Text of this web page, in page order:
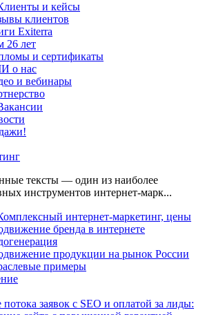
и кейсы
клиентов
Exiterra
26 лет
и сертификаты
о нас
и вебинары
тексты — один из наиболее
инструментов интернет-марк...
интернет-маркетинг, цены
бренда в интернете
продукции на рынок России
примеры
потока заявок с SEO и оплатой за лиды: